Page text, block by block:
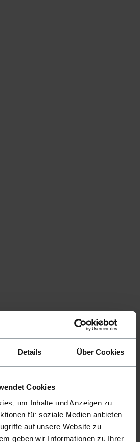
Details Über Cookies
Cookies
um Inhalte und Anzeigen zu
für soziale Medien anbieten
auf unsere Website zu
geben wir Informationen zu Ihrer
Klammern///Hog Ringe
28